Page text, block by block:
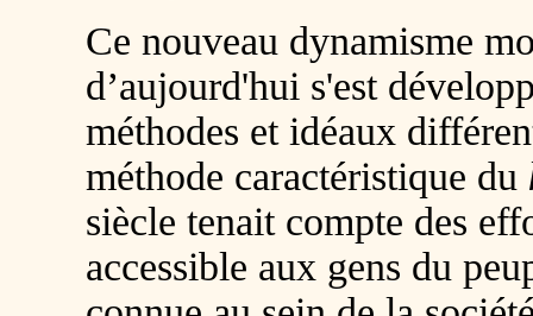
Ce nouveau dynamisme
d’aujourd'hui s'est
méthodes et idéaux
méthode caractéristique du
siècle tenait compte des
accessible aux gens du